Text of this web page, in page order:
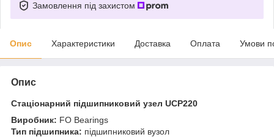
Замовлення під захистом
Опис Характеристики Доставка Оплата Умови
Опис
Стаціонарний підшипниковий узел UCP220
Виробник: FO Bearings
Тип підшипника: підшипниковий вузол